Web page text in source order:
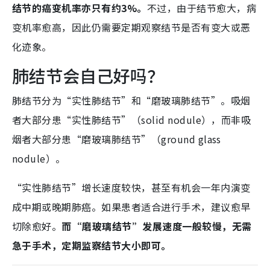
结节的癌变机率亦只有约3%。 不过，由于结节愈大，病
变机率愈高，因此仍需要定期观察结节是否有变大或恶
化迹象。
肺结节会自己好吗？
肺结节分为“实性肺结节”和“磨玻璃肺结节”。 吸烟
者大部分患“实性肺结节”（solid nodule），而非吸
烟者大部分患“磨玻璃肺结节”（ground glass
nodule）。
“实性肺结节”增长速度较快，甚至有机会一年内演变
成中期或晚期肺癌。如果患者适合进行手术，建议愈早
切除愈好。 而“磨玻璃结节”发展速度一般较慢，无需
急于手术，定期监察结节大小即可。